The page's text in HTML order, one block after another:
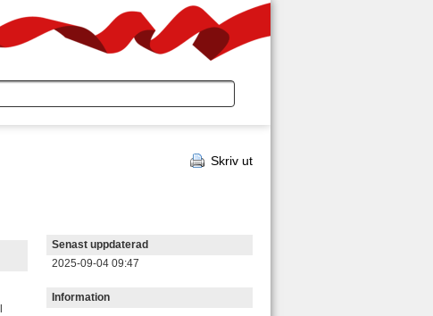
Skriv ut
Senast uppdaterad
2025-09-04 09:47
Information